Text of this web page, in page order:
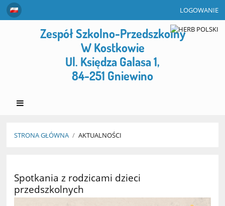
LOGOWANIE
Zespół Szkolno-Przedszkolny
W Kostkowie
Ul. Księdza Galasa 1,
84-251 Gniewino
STRONA GŁÓWNA / AKTUALNOŚCI
Spotkania z rodzicami dzieci
przedszkolnych